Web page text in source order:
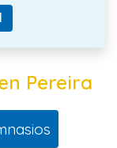
Pereira